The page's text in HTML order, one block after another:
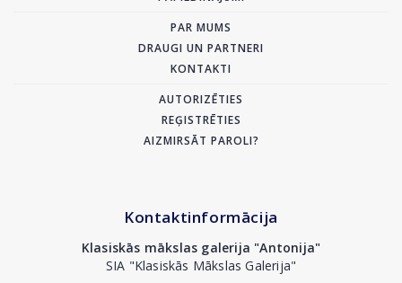
PAR MUMS
DRAUGI UN PARTNERI
KONTAKTI
AUTORIZĒTIES
REĢISTRĒTIES
AIZMIRSĀT PAROLI?
Kontaktinformācija
Klasiskās mākslas galerija "Antonija"
SIA "Klasiskās Mākslas Galerija"